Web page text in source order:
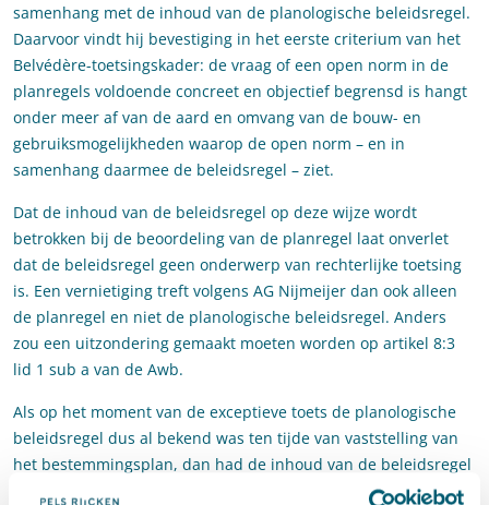
samenhang met de inhoud van de planologische beleidsregel.
Daarvoor vindt hij bevestiging in het eerste criterium van het
Belvédère-toetsingskader: de vraag of een open norm in de
planregels voldoende concreet en objectief begrensd is hangt
onder meer af van de aard en omvang van de bouw- en
gebruiksmogelijkheden waarop de open norm – en in
samenhang daarmee de beleidsregel – ziet.
Dat de inhoud van de beleidsregel op deze wijze wordt
betrokken bij de beoordeling van de planregel laat onverlet
dat de beleidsregel geen onderwerp van rechterlijke toetsing
is. Een vernietiging treft volgens AG Nijmeijer dan ook alleen
de planregel en niet de planologische beleidsregel. Anders
zou een uitzondering gemaakt moeten worden op artikel 8:3
lid 1 sub a van de Awb.
Als op het moment van de exceptieve toets de planologische
beleidsregel dus al bekend was ten tijde van vaststelling van
het bestemmingsplan, dan had de inhoud van de beleidsregel
betrokken kunnen worden bij de rechtmatigheidstoets van de